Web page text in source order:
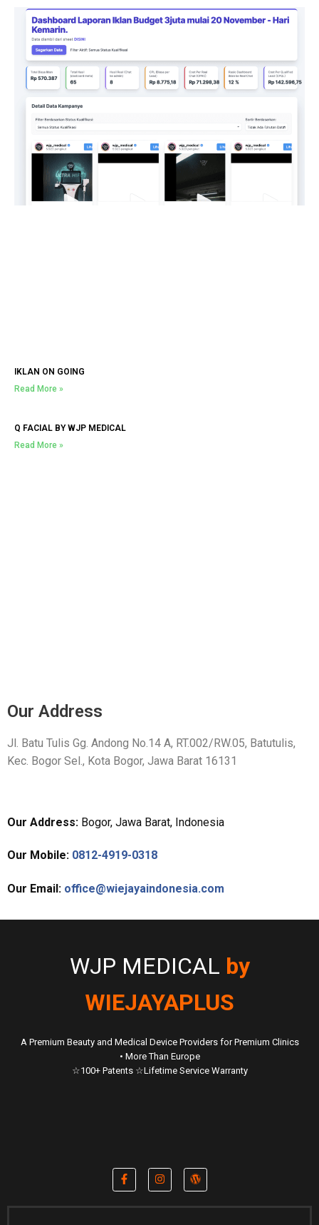
IKLAN ON GOING
Read More »
Q FACIAL BY WJP MEDICAL
Read More »
Our Address
Jl. Batu Tulis Gg. Andong No.14 A, RT.002/RW.05, Batutulis,
Kec. Bogor Sel., Kota Bogor, Jawa Barat 16131
Our Address: Bogor, Jawa Barat, Indonesia
Our Mobile: 0812-4919-0318
Our Email: office@wiejayaindonesia.com
WJP MEDICAL by
WIEJAYAPLUS
A Premium Beauty and Medical Device Providers for Premium Clinics
• More Than Europe
☆100+ Patents ☆Lifetime Service Warranty